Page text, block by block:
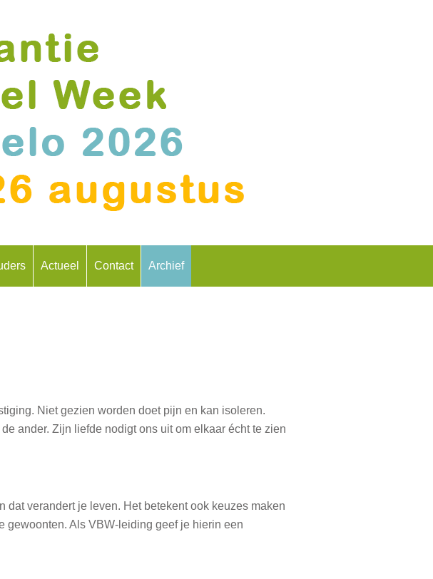
Actueel Contact Archief
Niet gezien worden doet pijn en kan isoleren.
ander. Zijn liefde nodigt ons uit om elkaar écht te zien
verandert je leven. Het betekent ook keuzes maken
gewoonten. Als VBW-leiding geef je hierin een